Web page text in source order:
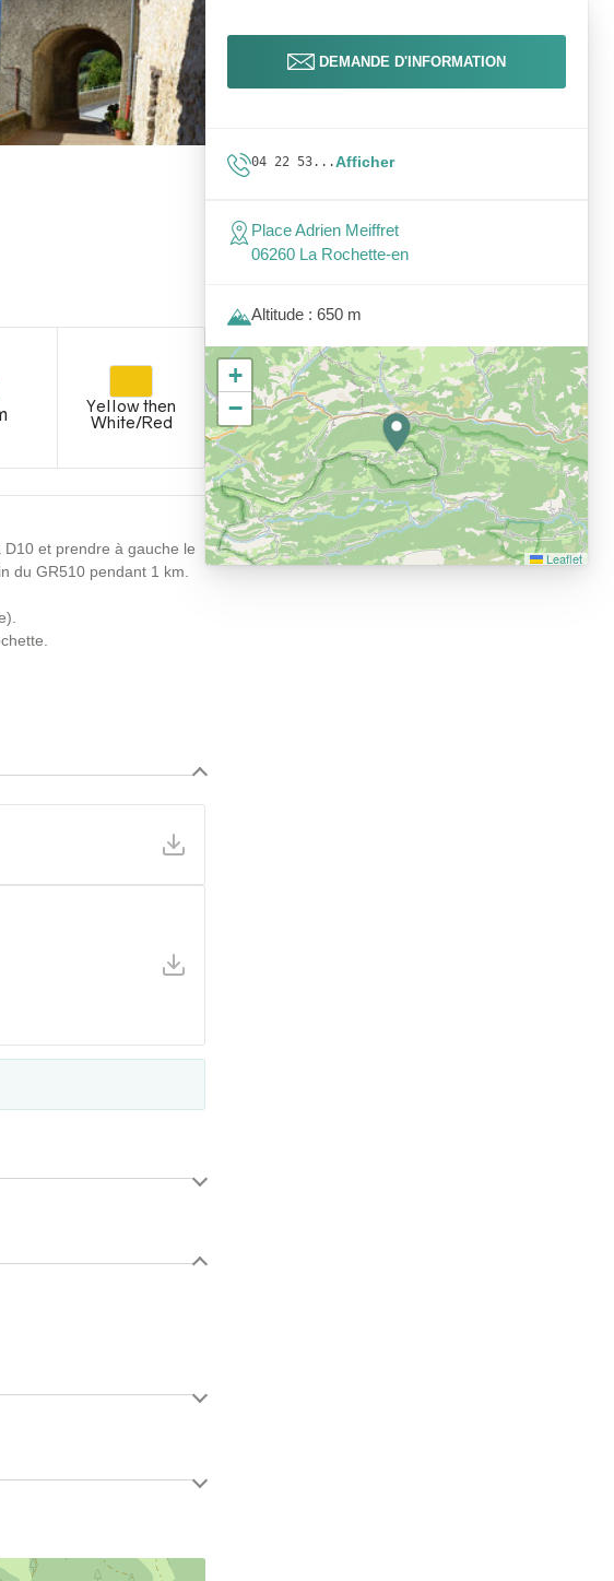
Yellow then
White/Red
et prendre à gauche le
du GR510 pendant 1 km.
DEMANDE D'INFORMATION
04 22 53...Afficher
Place Adrien Meiffret
06260 La Rochette-en
Altitude : 650 m
+
−
Leaflet